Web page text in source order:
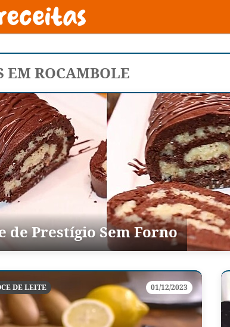
EM ROCAMBOLE
de Prestígio Sem Forno
DE LEITE 01/12/2023